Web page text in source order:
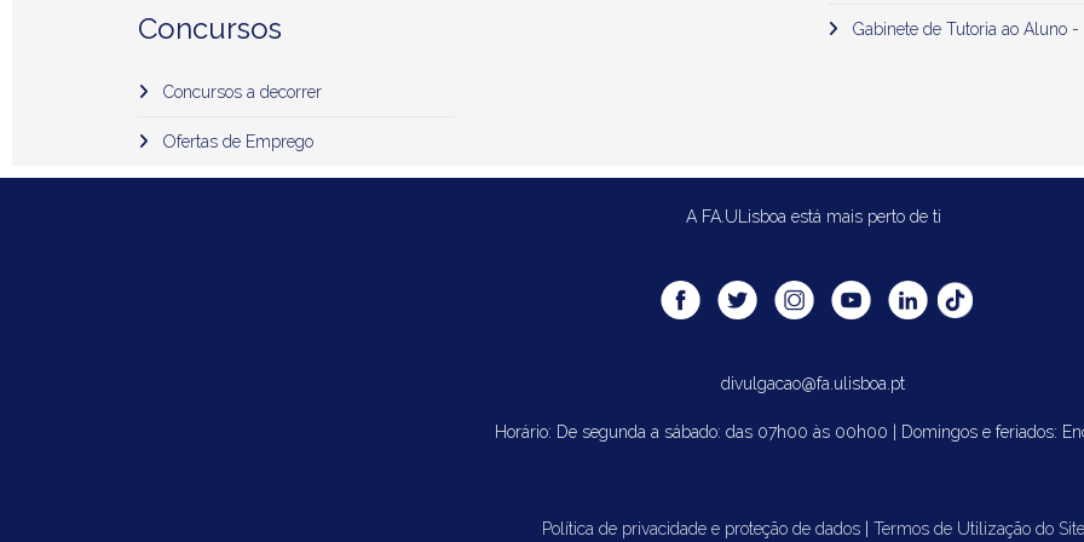
Concursos
Concursos a decorrer
Ofertas de Emprego
Gabinete de Tutoria ao Aluno -
A FA.ULisboa está mais perto de ti
divulgacao@fa.ulisboa.pt
Horário: De segunda a sábado: das 07h00 às 00h00 | Domingos e feriados:
Política de privacidade e proteção de dados| Termos de Utilização do Site